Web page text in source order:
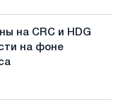
на CRC и HDG
на фоне